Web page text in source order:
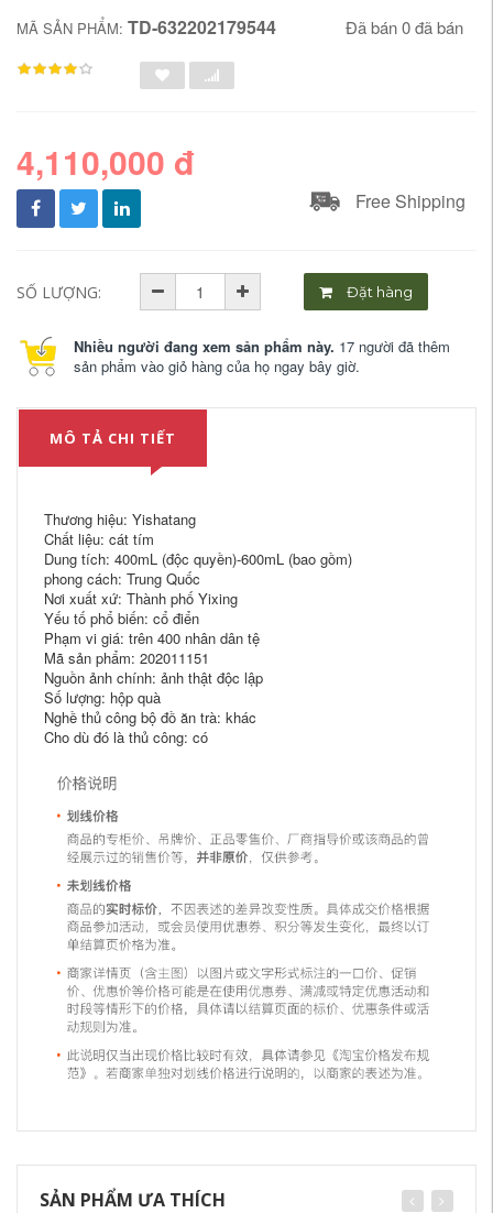
MÃ SẢN PHẨM: TD-632202179544 Đã bán 0 đã bán
4,110,000 đ
Free Shipping
SỐ LƯỢNG: Đặt hàng
Nhiều người đang xem sản phẩm này. 17 người đã thêm
sản phẩm vào giỏ hàng của họ ngay bây giờ.
MÔ TẢ CHI TIẾT
Thương hiệu: Yishatang
Chất liệu: cát tím
Dung tích: 400mL (độc quyền)-600mL (bao gồm)
phong cách: Trung Quốc
Nơi xuất xứ: Thành phố Yixing
Yếu tố phổ biến: cổ điển
Phạm vi giá: trên 400 nhân dân tệ
Mã sản phẩm: 202011151
Nguồn ảnh chính: ảnh thật độc lập
Số lượng: hộp quà
Nghề thủ công bộ đồ ăn trà: khác
Cho dù đó là thủ công: có
SẢN PHẨM ƯA THÍCH